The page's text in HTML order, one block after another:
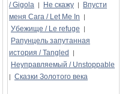
/ Gigola | Не скажу |
Впусти
меня Сага / Let Me In
|
Убежище / Le refuge |
Рапунцель запутанная
история / Tangled
|
Неуправляемый / Unstoppable
| Сказки Золотого века